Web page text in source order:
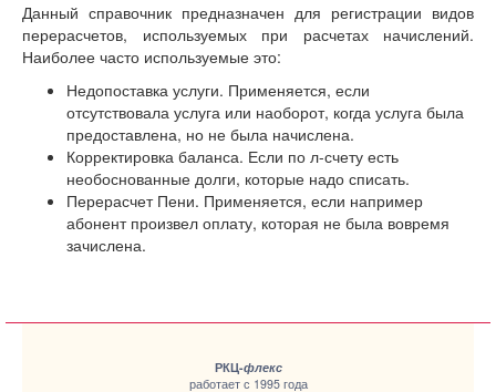
Данный справочник предназначен для регистрации видов
перерасчетов, используемых при расчетах начислений.
Наиболее часто используемые это:
Недопоставка услуги. Применяется, если
отсутствовала услуга или наоборот, когда услуга была
предоставлена, но не была начислена.
Корректировка баланса. Если по л-счету есть
необоснованные долги, которые надо списать.
Перерасчет Пени. Применяется, если например
абонент произвел оплату, которая не была вовремя
зачислена.
РКЦ-флекс
работает с 1995 года